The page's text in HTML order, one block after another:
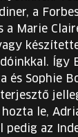
a
a Marie
Így
és Sophie
le,
pedig az